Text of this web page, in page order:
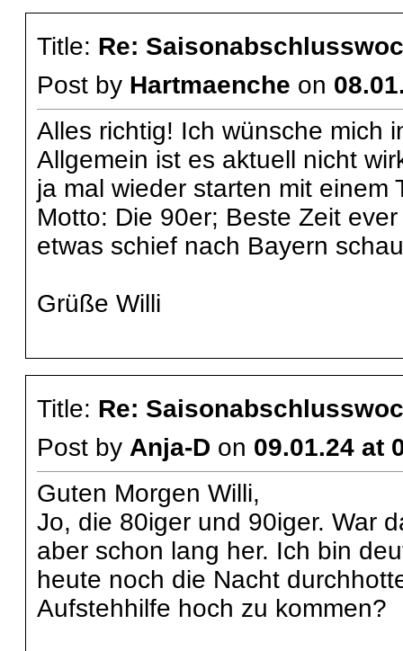
Title: Re:
Post by Hartmaenche on
Alles richtig! Ich wünsche mich
Allgemein ist es aktuell nicht
ja mal wieder starten mit einem
Motto: Die 90er; Beste Zeit
etwas schief nach Bayern
Grüße Willi
Title: Re:
Post by Anja-D on 09.01.24 at
Guten Morgen Willi,
Jo, die 80iger und 90iger. War
aber schon lang her. Ich bin
heute noch die Nacht
Aufstehhilfe hoch zu kommen?